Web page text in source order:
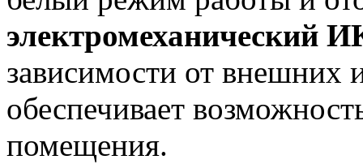
электромеханический
зависимости от внешних
обеспечивает
помещения.